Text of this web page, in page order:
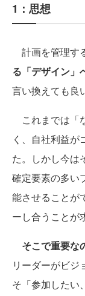
1：思想
計画を管理す
る「デザイン」
言い換えても良
これまでは「
く、自社利益が
た。しかし今は
確定要素の多い
能させることが
ーし合うことが
そこで重要な
リーダーがビジ
そ「参加したい